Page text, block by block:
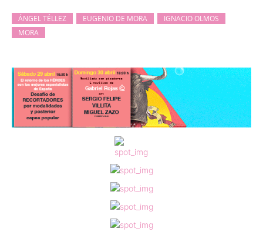
ÁNGEL TÉLLEZ EUGENIO DE MORA
IGNACIO OLMOS
MORA